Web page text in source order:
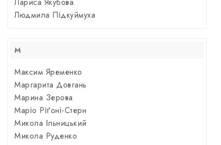
Людмила Підкуймуха
М
Максим Яременко
Маргарита Довгань
Марина Зерова
Маріо Ріґоні-Стерн
Микола Ільницький
Микола Руденко